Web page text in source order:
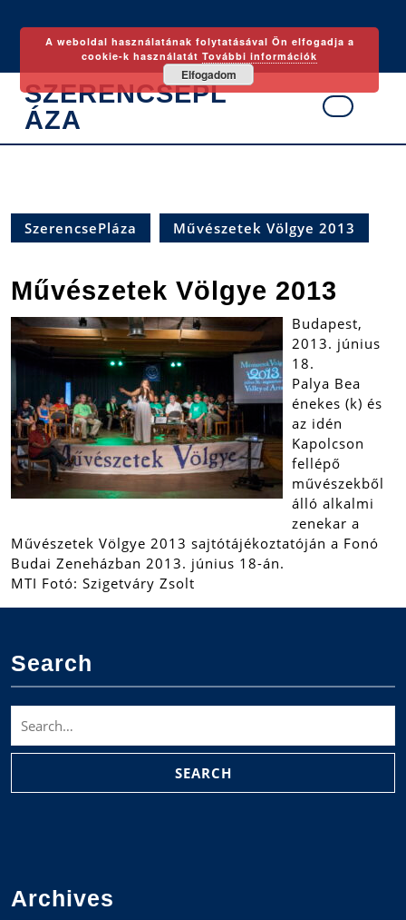
content
SZERENCSEPL
ÁZA
Open
SzerencsePláza Művészetek Völgye 2013
Művészetek Völgye 2013
Budapest,
2013. június
18.
Palya Bea
énekes (k) és
az idén
Kapolcson
fellépő
művészekből
álló alkalmi
zenekar a
Művészetek Völgye 2013 sajtótájékoztatóján a Fonó
Budai Zeneházban 2013. június 18-án.
MTI Fotó: Szigetváry Zsolt
Search
for:
Archives
A weboldal használatának folytatásával Ön elfogadja a
cookie-k használatátTovábbi információk
Elfogadom